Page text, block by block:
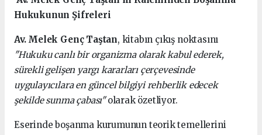
Hukukunun Şifreleri
Av. Melek Genç Taştan, kitabın çıkış noktasını
"Hukuku canlı bir organizma olarak kabul ederek,
sürekli gelişen yargı kararları çerçevesinde
uygulayıcılara en güncel bilgiyi rehberlik edecek
şekilde sunma çabası"olarak özetliyor.
Eserinde boşanma kurumunun teorik temellerini